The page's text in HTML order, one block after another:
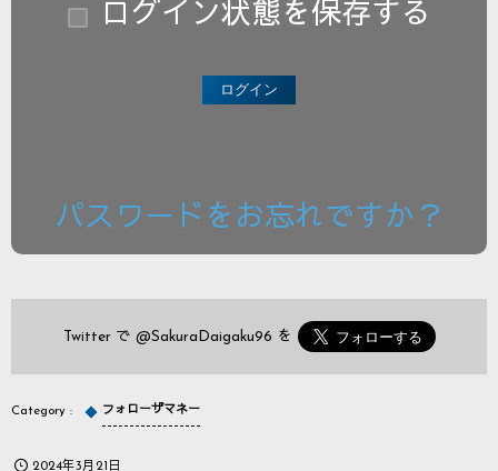
ログイン状態を保存する
パスワードをお忘れですか？
Twitter で @SakuraDaigaku96 を
フォローザマネー
2024年3月21日